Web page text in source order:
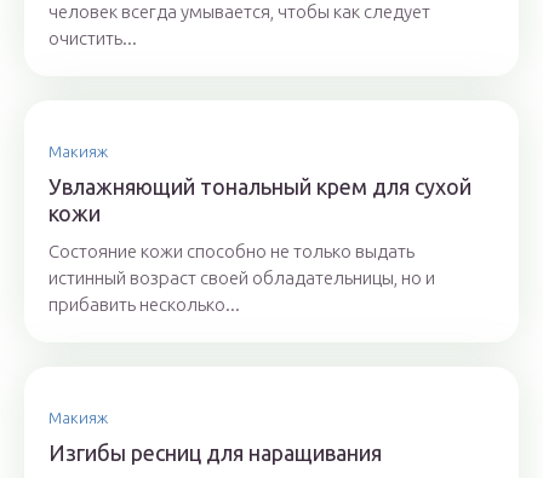
человек всегда умывается, чтобы как следует
очистить...
Макияж
Увлажняющий тональный крем для сухой
кожи
Состояние кожи способно не только выдать
истинный возраст своей обладательницы, но и
прибавить несколько...
Макияж
Изгибы ресниц для наращивания